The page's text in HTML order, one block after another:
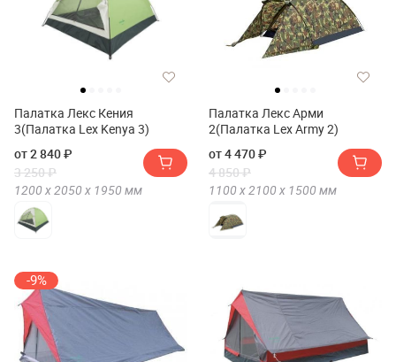
Палатка Лекс Кения
3(Палатка Lex Kenya 3)
от 2 840 ₽
3 250 ₽
1200 х 2050 х 1950 мм
Палатка Лекс Арми
2(Палатка Lex Army 2)
от 4 470 ₽
4 850 ₽
1100 х 2100 х 1500 мм
-9%